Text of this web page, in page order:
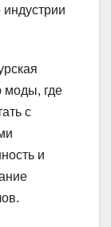
моды, где
с
и